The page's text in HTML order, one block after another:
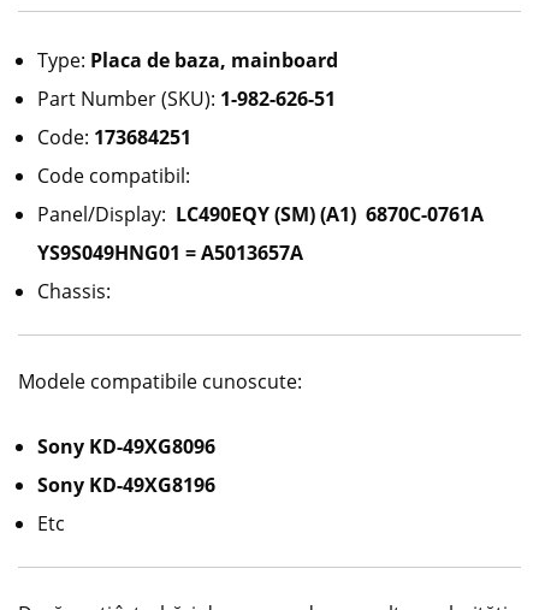
Type: Placa de baza, mainboard
Part Number (SKU): 1-982-626-51
Code: 173684251
Code compatibil:
Panel/Display: LC490EQY (SM) (A1) 6870C-0761A
YS9S049HNG01 = A5013657A
Chassis:
Modele compatibile cunoscute:
Sony KD-49XG8096
Sony KD-49XG8196
Etc